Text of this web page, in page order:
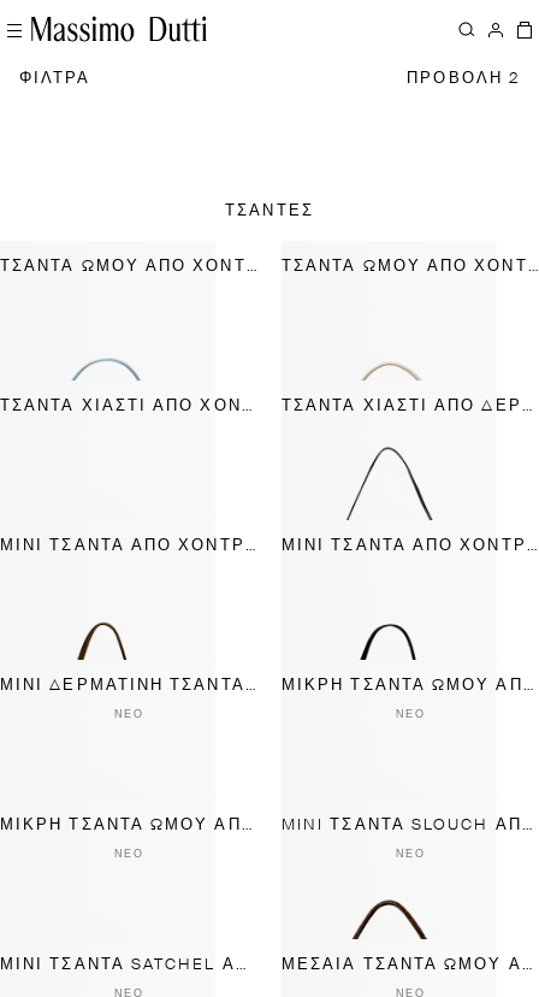
ΦΙΛΤΡΑ ΠΡΟΒΟΛΗ 2
ΤΣΑΝΤΕΣ
ΤΣΆΝΤΑ ΏΜΟΥ ΑΠΌ ΧΟΝΤΡΌ ΣΟΥΈΝΤ ΔΈΡΜΑ ΤΣΆΝΤΑ ΏΜΟΥ ΑΠΌ ΧΟΝΤΡΌ ΣΟΥΈΝΤ ΔΈΡΜΑ
ΤΣΆΝΤΑ ΧΙΑΣΤΊ ΑΠΌ ΧΟΝΤΡΌ ΣΟΥΈΝΤ ΔΈΡΜΑ ΤΣΆΝΤΑ ΧΙΑΣΤΊ ΑΠΌ ΔΈΡΜΑ ΝΆΠΑ ΜΕ ΓΑΖΙΆ
ΜΊΝΙ ΤΣΆΝΤΑ ΑΠΌ ΧΟΝΤΡΌ ΣΟΥΈΝΤ ΜΊΝΙ ΤΣΆΝΤΑ ΑΠΌ ΧΟΝΤΡΌ ΣΟΥΈΝΤ
ΜΊΝΙ ΔΕΡΜΆΤΙΝΗ ΤΣΆΝΤΑ ΏΜΟΥ
ΝΈΟ
ΜΙΚΡΉ ΤΣΆΝΤΑ ΏΜΟΥ ΑΠΌ ΧΟΝΤΡΌ ΣΟΥΈΝΤ
ΝΈΟ
ΜΙΚΡΉ ΤΣΆΝΤΑ ΏΜΟΥ ΑΠΌ ΔΈΡΜΑ ΝΆΠΑ
ΝΈΟ
MINI ΤΣΆΝΤΑ SLOUCH ΑΠΌ ΧΟΝΤΡΌ ΣΟΥΈΝΤ ΔΈΡΜΑ
ΝΈΟ
ΜΊΝΙ ΤΣΆΝΤΑ SATCHEL ΑΠΌ ΔΈΡΜΑ ΝΆΠΑ
ΝΈΟ
ΜΕΣΑΊΑ ΤΣΆΝΤΑ ΏΜΟΥ ΑΠΌ ΔΈΡΜΑ ΝΆΠΑ
ΝΈΟ